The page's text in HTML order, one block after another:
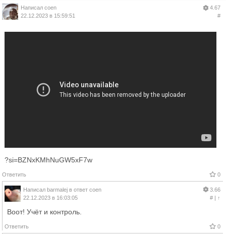
Написал coen
22.12.2023 в 15:59:51
4.67
#
?si=BZNxKMhNuGW5xF7w
Ответить 0
Написал barmalej в ответ coen
22.12.2023 в 16:03:05
3.66
#| ↑
Воот! Учёт и контроль.
Ответить 0